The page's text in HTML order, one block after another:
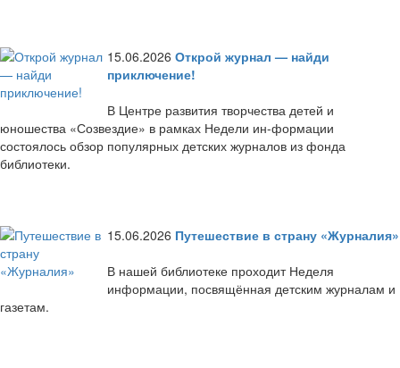
15.06.2026 Открой журнал — найди
приключение!
В Центре развития творчества детей и
юношества «Созвездие» в рамках Недели ин-формации
состоялось обзор популярных детских журналов из фонда
библиотеки.
15.06.2026 Путешествие в страну «Журналия»
В нашей библиотеке проходит Неделя
информации, посвящённая детским журналам и
газетам.